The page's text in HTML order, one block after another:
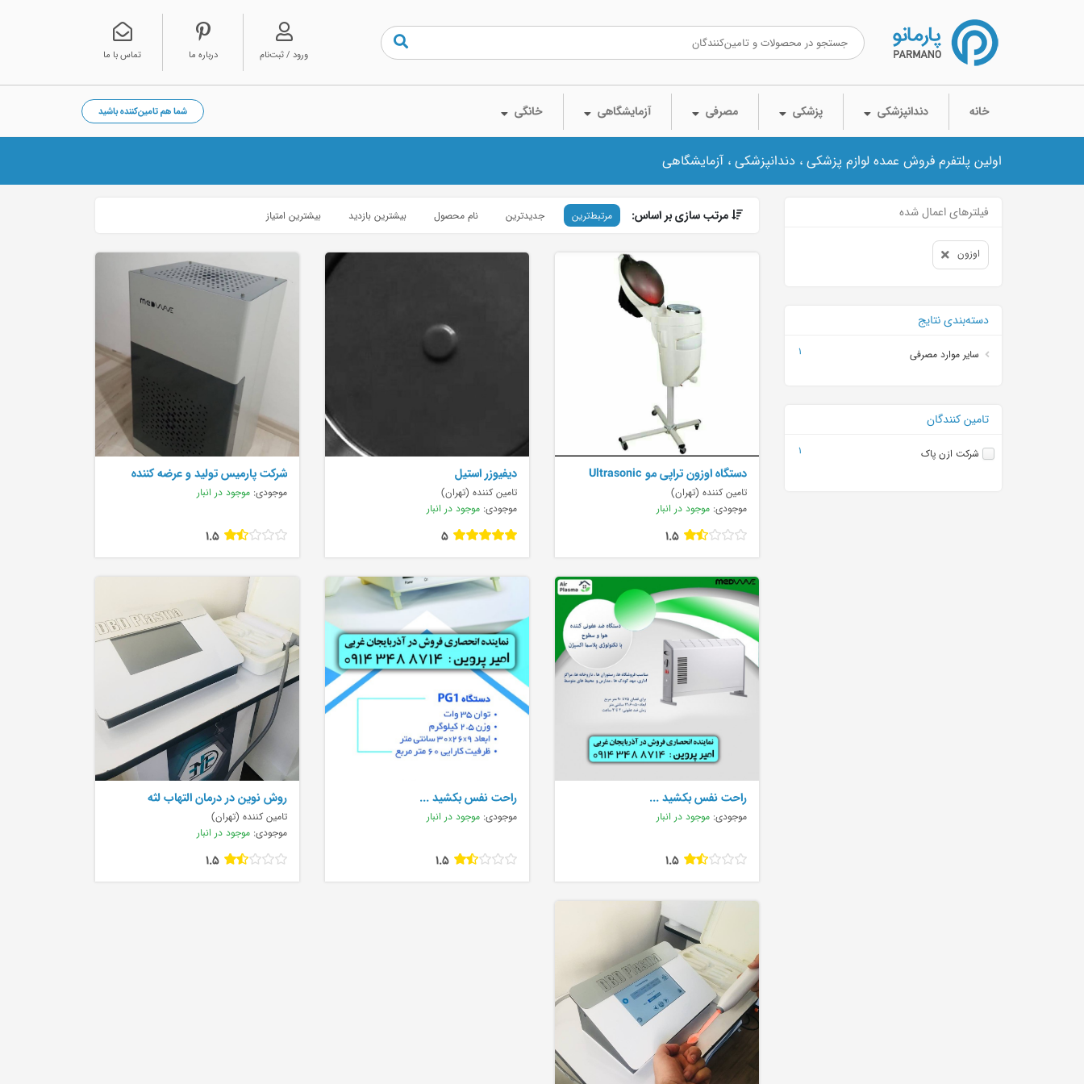
تماس با ما درباره ما ورود / ثبت‌نام
خانه دندانپزشکی پزشکی مصرفی آزمایشگاهی خانگی شما هم تامین‌کننده باشید
اولین پلتفرم فروش عمده لوازم پزشکی ، دندانپزشکی ، آزمایشگاهی
فیلترهای اعمال شده
اوزون
دسته‌بندی نتایج
سایر موارد مصرفی 1
تامین کنندگان
شرکت ازن پاک 1
مرتب سازی بر اساس: مرتبط‌ترین جدیدترین نام محصول بیشترین بازدید بیشترین امتیاز
دستگاه اوزون تراپی مو Ultrasonic
Micromist
تامین کننده (تهران)
موجودی: موجود در انبار
1.5
دیفیوزر استیل
تامین کننده (تهران)
موجودی: موجود در انبار
5
شرکت پارمیس تولید و عرضه کننده
موجودی: موجود در انبار
1.5
راحت نفس بکشید ...
موجودی: موجود در انبار
1.5
راحت نفس بکشید ...
موجودی: موجود در انبار
1.5
روش نوین در درمان التهاب لثه
تامین کننده (تهران)
موجودی: موجود در انبار
1.5